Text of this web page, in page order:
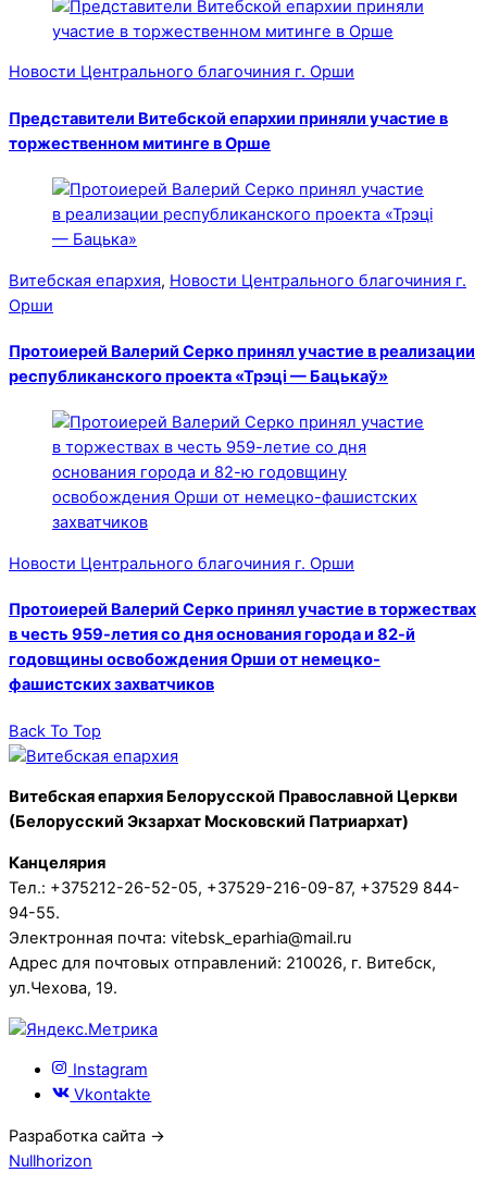
Новости Центрального благочиния г. Орши
Представители Витебской епархии приняли участие в
торжественном митинге в Орше
Витебская епархия, Новости Центрального благочиния г.
Орши
Протоиерей Валерий Серко принял участие в реализации
республиканского проекта «Трэці — Бацькаў»
Новости Центрального благочиния г. Орши
Протоиерей Валерий Серко принял участие в торжествах
в честь 959-летия со дня основания города и 82-й
годовщины освобождения Орши от немецко-
фашистских захватчиков
Back To Top
Витебская епархия Белорусской Православной Церкви
(Белорусский Экзархат Московский Патриархат)
Канцелярия
Тел.: +375212-26-52-05, +37529-216-09-87, +37529 844-
94-55.
Электронная почта: vitebsk_eparhia@mail.ru
Адрес для почтовых отправлений: 210026, г. Витебск,
ул.Чехова, 19.
Instagram
Vkontakte
Разработка сайта →
Nullhorizon